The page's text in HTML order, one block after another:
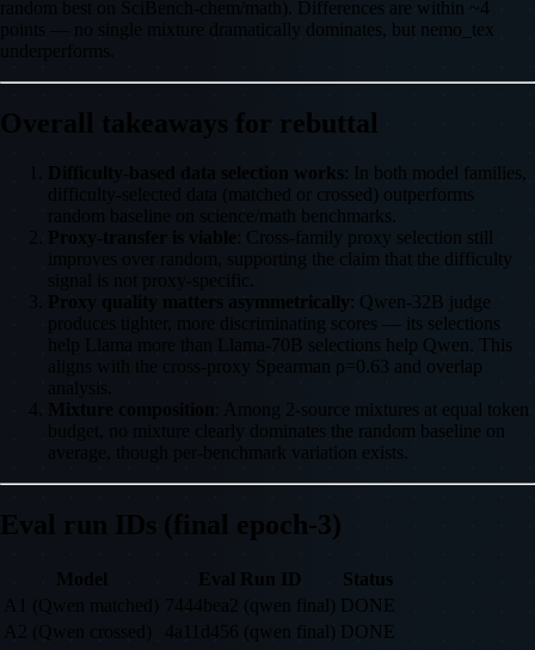
random best on SciBench-chem/math). Differences are within ~4
points — no single mixture dramatically dominates, but nemo_tex
Overall takeaways for rebuttal
Difficulty-based data selection works: In both model families,
difficulty-selected data (matched or crossed) outperforms
random baseline on science/math benchmarks.
Proxy-transfer is viable : Cross-family proxy selection still
improves over random, supporting the claim that the difficulty
signal is not proxy-specific.
Proxy quality matters asymmetrically: Qwen-32B judge
produces tighter, more discriminating scores — its selections
help Llama more than Llama-70B selections help Qwen. This
aligns with the cross-proxy Spearman ρ=0.63 and overlap
analysis.
Mixture composition
: Among 2-source mixtures at equal token
budget, no mixture clearly dominates the random baseline on
average, though per-benchmark variation exists.
Eval run IDs (final epoch-3)
Model Eval Run ID
Status
7444bea2 (qwen final) DONE
4a11d456 (qwen final) DONE